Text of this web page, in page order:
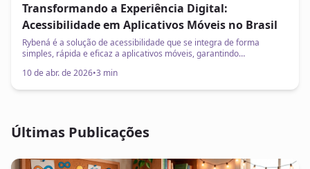
Transformando a Experiência Digital:
Acessibilidade em Aplicativos Móveis no Brasil
Rybená é a solução de acessibilidade que se integra de forma
simples, rápida e eficaz a aplicativos móveis, garantindo
WCAG e a ABNT NBR 17060) e, mais importante, oferecendo uma
10 de abr. de 2026•3 min
Últimas Publicações